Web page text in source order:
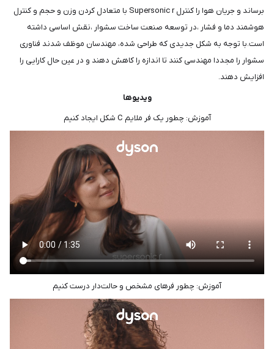
برساند و جریان هوا را کنترل Supersonic r با متعادل کردن وزن و حجم و کنترل
هوشمند دما و فشار ،در توسعه صنعت ساخت سشوار ،نقش اساسی داشته
است.با توجه به شکل جدیدی که طراحی شده، مهندسان موظف شدند فناوری
سشوار را مجددا مهندسی کنند تا اندازه را کاهش دهند و در عین حال کارایی را
افزایش دهند.
ویدیوها
آموزش: چطور یک فر ملایم C شکل ایجاد کنیم
آموزش: چطور فرهای مشخص و حالت‌دار درست کنیم